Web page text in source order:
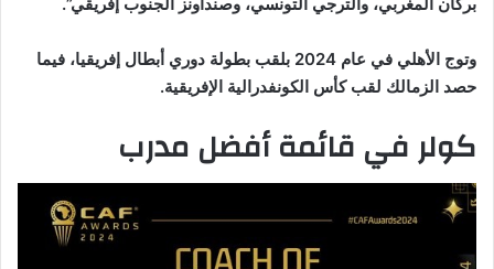
وتوج الأهلي في عام 2024 بلقب بطولة دوري أبطال إفريقيا، فيما
حصد الزمالك لقب كأس الكونفدرالية الإفريقية.
كولر في قائمة أفضل مدرب